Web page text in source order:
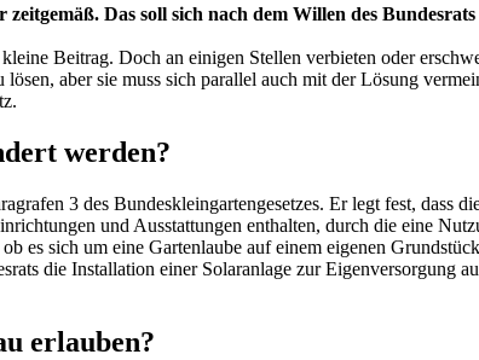
Das soll sich nach dem Willen des
Beitrag. Doch an einigen Stellen verbieten oder
aber sie muss sich parallel auch mit der Lösung
.
werden?
3 des Bundeskleingartengesetzes. Er legt fest, dass
und Ausstattungen enthalten, durch die eine
es sich um eine Gartenlaube auf einem eigenen
die Installation einer Solaranlage zur Eigenversorgung
erlauben?